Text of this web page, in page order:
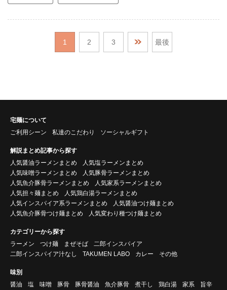
1 2 3 最後
宅麺について
ご利用シーン
私達のこだわり ソーシャルギフト
解説まとめ記事から探す
人気醤油ラーメンまとめ
人気塩ラーメンまとめ
人気味噌ラーメンまとめ
人気豚骨ラーメンまとめ
人気魚介豚骨ラーメンまとめ
人気家系ラーメンまとめ
人気担々麺まとめ
人気鶏白湯ラーメンまとめ
人気インスパイア系ラーメンまとめ
人気醤油つけ麺まとめ
人気魚介豚骨つけ麺まとめ
人気変わり種つけ麺まとめ
カテゴリーから探す
ラーメン
つけ麺 まぜそば
二郎インスパイア
二郎インスパイア汁なし
TAKUMEN LABO カレー その他
味別
醤油
塩 味噌 豚骨 豚骨醤油 魚介豚骨 煮干し 鶏白湯 家系
旨辛